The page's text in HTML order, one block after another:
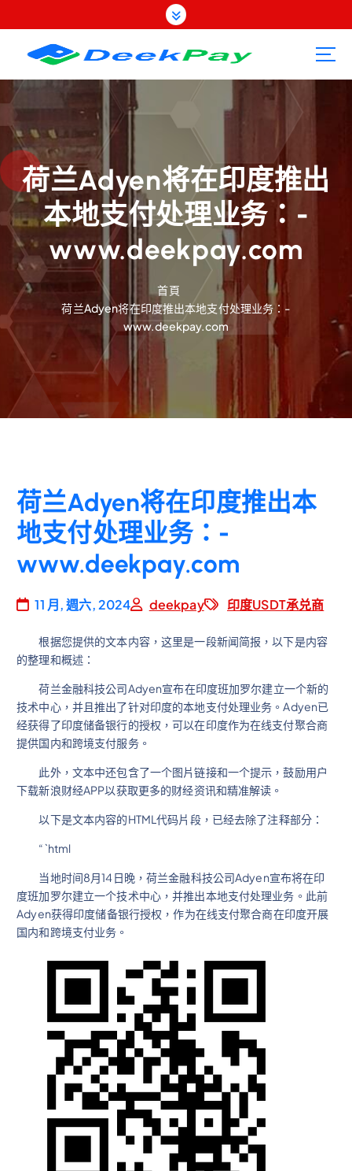
至
荷兰Adyen将在印度推出
本地支付处理业务：-
www.deekpay.com
首頁
荷兰Adyen将在印度推出本地支付处理业务：-
www.deekpay.com
荷兰Adyen将在印度推出本
地支付处理业务：-
www.deekpay.com
11 月, 週六, 2024 deekpay 印度USDT承兑商
根据您提供的文本内容，这里是一段新闻简报，以下是内容
的整理和概述：
荷兰金融科技公司Adyen宣布在印度班加罗尔建立一个新的
技术中心，并且推出了针对印度的本地支付处理业务。Adyen已
经获得了印度储备银行的授权，可以在印度作为在线支付聚合商
提供国内和跨境支付服务。
此外，文本中还包含了一个图片链接和一个提示，鼓励用户
下载新浪财经APP以获取更多的财经资讯和精准解读。
以下是文本内容的HTML代码片段，已经去除了注释部分：
“`html
当地时间8月14日晚，荷兰金融科技公司Adyen宣布将在印
度班加罗尔建立一个技术中心，并推出本地支付处理业务。此前
Adyen获得印度储备银行授权，作为在线支付聚合商在印度开展
国内和跨境支付业务。